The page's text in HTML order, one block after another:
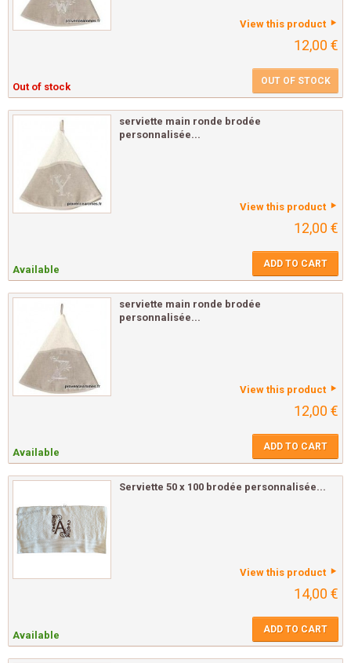
View this product
12,00 €
Out of stock OUT OF STOCK
serviette main ronde brodée
personnalisée...
View this product
12,00 €
Available ADD TO CART
serviette main ronde brodée
personnalisée...
View this product
12,00 €
Available ADD TO CART
Serviette 50 x 100 brodée personnalisée...
View this product
14,00 €
Available ADD TO CART